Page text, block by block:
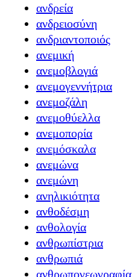
ανδρεία
ανδρειοσύνη
ανδριαντοποιός
ανεμική
ανεμοβλογιά
ανεμογεννήτρια
ανεμοζάλη
ανεμοθύελλα
ανεμοπορία
ανεμόσκαλα
ανεμώνα
ανεμώνη
ανηλικιότητα
ανθοδέσμη
ανθολογία
ανθρωπίστρια
ανθρωπιά
ανθρωπογεωγραφία